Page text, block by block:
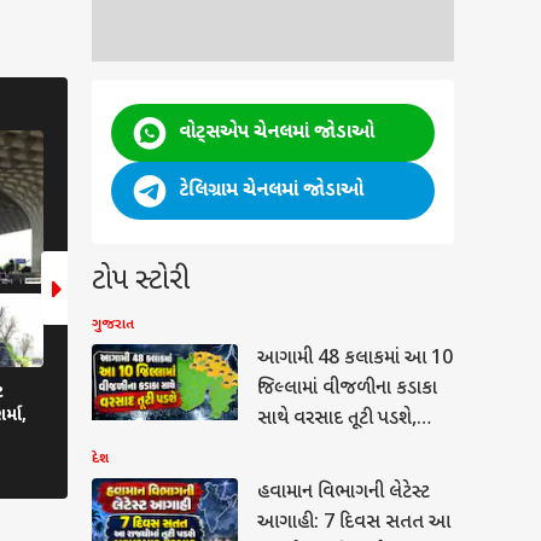
6 Photos
PM Surya Ghar Yojana: શું
વરસાદમાં કામ નથી કરતી સોલર પેનલ?
6 Photos
રેલવે ટ્રેક પર કેમ પડ્યા હોય
પથ્થરો, જાણો શું છે આ
વોટ્સએપ ચેનલમાં જોડાઓ
ટેલિગ્રામ ચેનલમાં જોડાઓ
ટોપ સ્ટોરી
ગુજરાત
આગામી 48 કલાકમાં આ 10
જિલ્લામાં વીજળીના કડાકા
સાથે વરસાદ તૂટી પડશે,
દેશ
હવામાન વિભાગની લેટેસ્ટ
આગાહી: 7 દિવસ સતત આ